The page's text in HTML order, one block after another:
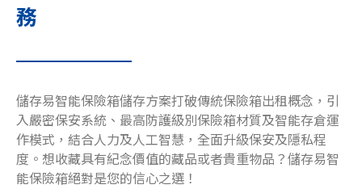
務
儲存易智能保險箱儲存方案打破傳統保險箱出租概念，引
入嚴密保安系統、最高防護級別保險箱材質及智能存倉運
作模式，結合人力及人工智慧，全面升級保安及隱私程
度。想收藏具有紀念價值的藏品或者貴重物品？儲存易智
能保險箱絕對是您的信心之選！